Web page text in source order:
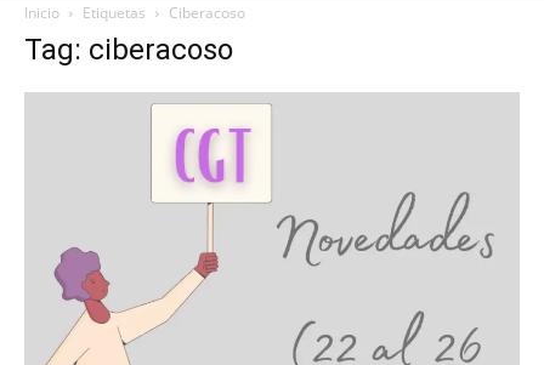
Inicio Etiquetas Ciberacoso
Tag: ciberacoso